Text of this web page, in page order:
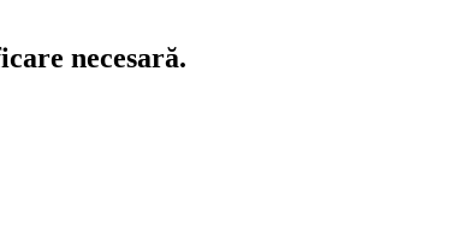
necesară.